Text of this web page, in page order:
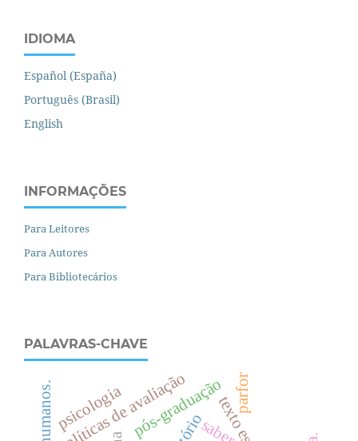
IDIOMA
Español (España)
Português (Brasil)
English
INFORMAÇÕES
Para Leitores
Para Autores
Para Bibliotecários
PALAVRAS-CHAVE
políticas de avaliação
pós-graduação
saber
. parfor
psicologia